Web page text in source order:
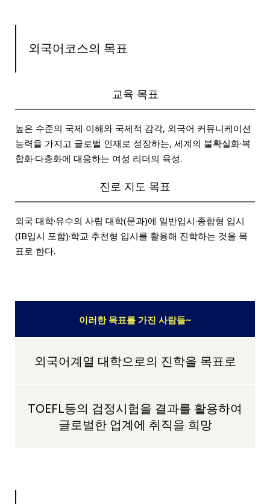
외국어코스의 목표
교육 목표
높은 수준의 국제 이해와 국제적 감각, 외국어 커뮤니케이션
능력을 가지고 글로벌 인재로 성장하는, 세계의 불확실화·복
합화·다층화에 대응하는 여성 리더의 육성.
진로 지도 목표
외국 대학·유수의 사립 대학(문과)에 일반입시·종합형 입시
(IB입시 포함)·학교 추천형 입시를 활용해 진학하는 것을 목
표로 한다.
이러한 목표를 가진 사람들~
외국어계열 대학으로의 진학을 목표로
TOEFL등의 검정시험을 결과를 활용하여
글로벌한 업계에 취직을 희망